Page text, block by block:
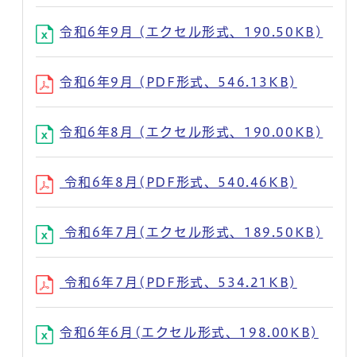
令和6年9月 (エクセル形式、190.50KB)
令和6年9月 (PDF形式、546.13KB)
令和6年8月 (エクセル形式、190.00KB)
令和6年8月(PDF形式、540.46KB)
令和6年7月(エクセル形式、189.50KB)
令和6年7月(PDF形式、534.21KB)
令和6年6月(エクセル形式、198.00KB)